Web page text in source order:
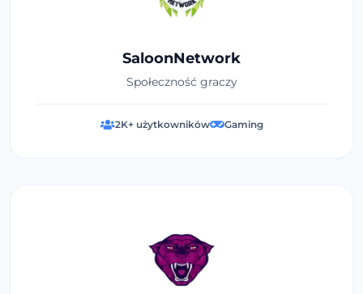
SaloonNetwork
Społeczność graczy
2K+ użytkowników Gaming